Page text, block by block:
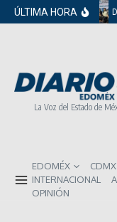
Saltar al contenido
ÚLTIMA HORA
La Voz del Estado de
EDOMÉX CDMX
INTERNACIONAL
OPINIÓN